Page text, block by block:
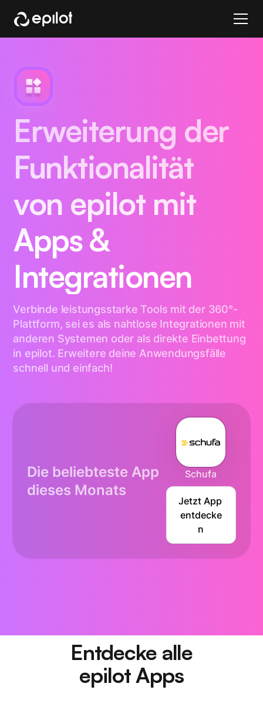
Erweiterung der
Funktionalität
von epilot mit
Apps &
Integrationen
Verbinde leistungsstarke Tools mit der 360°-
Plattform, sei es als nahtlose Integrationen mit
anderen Systemen oder als direkte Einbettung
in epilot. Erweitere deine Anwendungsfälle
schnell und einfach!
Die beliebteste App
dieses Monats
Schufa
Jetzt App
entdecke
n
Entdecke alle
epilot Apps